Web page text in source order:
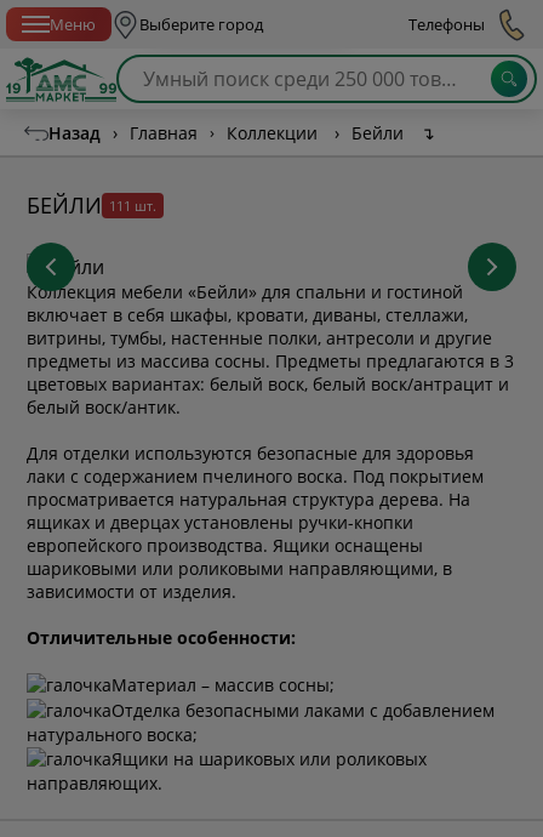
Меню Выберите город Телефоны
Назад › Главная › Коллекции › Бейли ↴
БЕЙЛИ 111 шт.
Коллекция мебели «Бейли» для спальни и гостиной
включает в себя шкафы, кровати, диваны, стеллажи,
витрины, тумбы, настенные полки, антресоли и другие
предметы из массива сосны. Предметы предлагаются в 3
цветовых вариантах: белый воск, белый воск/антрацит и
белый воск/антик.
Для отделки используются безопасные для здоровья
лаки с содержанием пчелиного воска. Под покрытием
просматривается натуральная структура дерева. На
ящиках и дверцах установлены ручки-кнопки
европейского производства. Ящики оснащены
шариковыми или роликовыми направляющими, в
зависимости от изделия.
Отличительные особенности:
Материал – массив сосны;
Отделка безопасными лаками с добавлением
натурального воска;
Ящики на шариковых или роликовых
направляющих.